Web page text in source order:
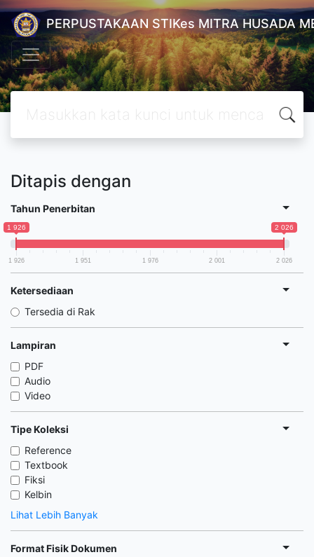
PERPUSTAKAAN STIKes MITRA HUSADA
Ditapis dengan
Tahun Penerbitan
1 926 2 026
1 926 1 951 1 976 2 001 2 026
Ketersediaan
Tersedia di Rak
Lampiran
PDF
Audio
Video
Tipe Koleksi
Reference
Textbook
Fiksi
Kelbin
Lihat Lebih Banyak
Format Fisik Dokumen